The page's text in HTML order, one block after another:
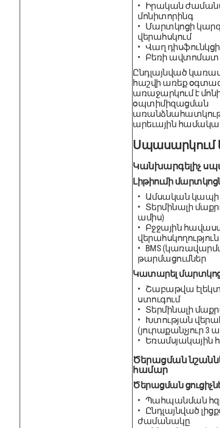
Իրական
մոնիտորինգ
Մարտկոցի
վերահսկում
Վաղ
Բեռի ավտոմատ
Ընդլայնված
հաշվի առեք
առաջարկում է
օպտիմիզացման
արեւային
Սպասարկում
Կանխարգելիչ
Լիթիումի
Ամսական կապի
Տերմինալի
ամիս)
Բջջային
վերահսկողություն
BMS
թարմացումներ
Կատարել
Շաբաթվա
ստուգում
Տերմինալի
Խտության
(յուրաքանչյուր 3
Եռամսյակային
Ծերացման
համար
Ծերացման
Պահպանման
Ընդլայնված
ժամանակը